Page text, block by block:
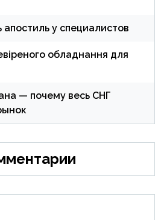
у специалистов
обладнання для
— почему весь СНГ